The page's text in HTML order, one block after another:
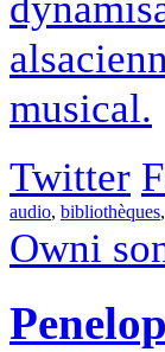
musical.
Twitter
audio, bibliothèques,
Owni